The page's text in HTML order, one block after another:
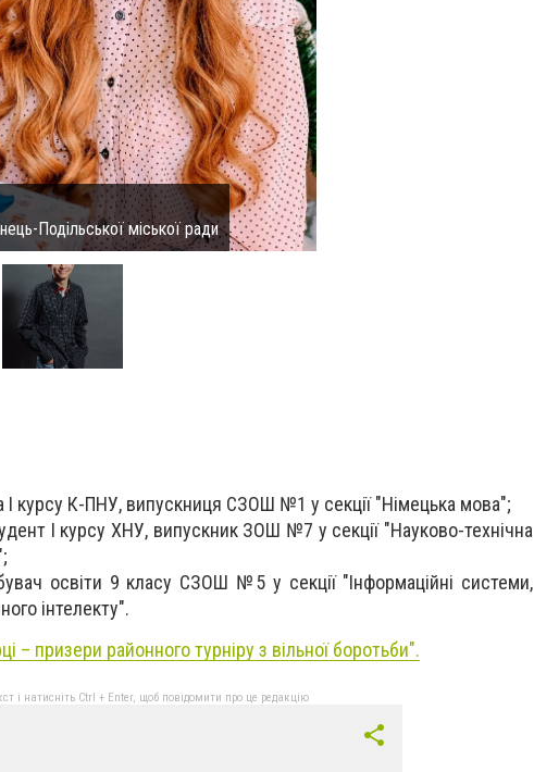
Подільської міської ради
І курсу К-ПНУ, випускниця СЗОШ №1 у секції "Німецька мова";
І курсу ХНУ, випускник ЗОШ №7 у секції "Науково-технічна
освіти 9 класу СЗОШ №5 у секції "Інформаційні системи,
інтелекту".
– призери районного турніру з вільної боротьби".
і натисніть Ctrl + Enter, щоб повідомити про це редакцію